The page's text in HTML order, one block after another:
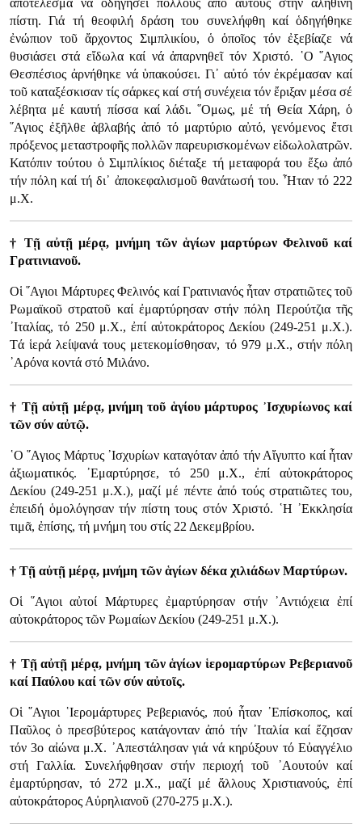
ἀποτέλεσμα νά ὁδηγήσει πολλούς ἀπό αὐτούς στήν ἀληθινή
πίστη. Γιά τή θεοφιλή δράση του συνελήφθη καί ὁδηγήθηκε
ἐνώπιον τοῦ ἄρχοντος Σιμπλικίου, ὁ ὁποῖος τόν ἐξεβίαζε νά
θυσιάσει στά εἴδωλα καί νά ἀπαρνηθεῖ τόν Χριστό. ῾Ο ῞Αγιος
Θεσπέσιος ἀρνήθηκε νά ὑπακούσει. Γι᾿ αὐτό τόν ἐκρέμασαν καί
τοῦ καταξέσκισαν τίς σάρκες καί στή συνέχεια τόν ἔριξαν μέσα σέ
λέβητα μέ καυτή πίσσα καί λάδι. ῞Ομως, μέ τή Θεία Χάρη, ὁ
῞Αγιος ἐξῆλθε ἀβλαβής ἀπό τό μαρτύριο αὐτό, γενόμενος ἔτσι
πρόξενος μεταστροφῆς πολλῶν παρευρισκομένων εἰδωλολατρῶν.
Κατόπιν τούτου ὁ Σιμπλίκιος διέταξε τή μεταφορά του ἔξω ἀπό
τήν πόλη καί τή δι᾿ ἀποκεφαλισμοῦ θανάτωσή του. ῏Ηταν τό 222
μ.Χ.
† Τῇ αὐτῇ μέρᾳ, μνήμη τῶν ἁγίων μαρτύρων Φελινοῦ καί
Γρατινιανοῦ.
Οἱ ῞Αγιοι Μάρτυρες Φελινός καί Γρατινιανός ἦταν στρατιῶτες τοῦ
Ρωμαϊκοῦ στρατοῦ καί ἐμαρτύρησαν στήν πόλη Περούτζια τῆς
᾿Ιταλίας, τό 250 μ.Χ., ἐπί αὐτοκράτορος Δεκίου (249-251 μ.Χ.).
Τά ἱερά λείψανά τους μετεκομίσθησαν, τό 979 μ.Χ., στήν πόλη
᾿Αρόνα κοντά στό Μιλάνο.
† Τῇ αὐτῇ μέρᾳ, μνήμη τοῦ ἁγίου μάρτυρος ᾿Ισχυρίωνος καί
τῶν σύν αὐτῷ.
῾Ο ῞Αγιος Μάρτυς ᾿Ισχυρίων καταγόταν ἀπό τήν Αἴγυπτο καί ἦταν
ἀξιωματικός. ᾿Εμαρτύρησε, τό 250 μ.Χ., ἐπί αὐτοκράτορος
Δεκίου (249-251 μ.Χ.), μαζί μέ πέντε ἀπό τούς στρατιῶτες του,
ἐπειδή ὁμολόγησαν τήν πίστη τους στόν Χριστό. ῾Η ᾿Εκκλησία
τιμᾶ, ἐπίσης, τή μνήμη του στίς 22 Δεκεμβρίου.
† Τῇ αὐτῇ μέρᾳ, μνήμη τῶν ἁγίων δέκα χιλιάδων Μαρτύρων.
Οἱ ῞Αγιοι αὐτοί Μάρτυρες ἐμαρτύρησαν στήν ᾿Αντιόχεια ἐπί
αὐτοκράτορος τῶν Ρωμαίων Δεκίου (249-251 μ.Χ.).
† Τῇ αὐτῇ μέρᾳ, μνήμη τῶν ἁγίων ἱερομαρτύρων Ρεβεριανοῦ
καί Παύλου καί τῶν σύν αὐτοῖς.
Οἱ ῞Αγιοι ῾Ιερομάρτυρες Ρεβεριανός, πού ἦταν ᾿Επίσκοπος, καί
Παῦλος ὁ πρεσβύτερος κατάγονταν ἀπό τήν ᾿Ιταλία καί ἔζησαν
τόν 3ο αἰώνα μ.Χ. ᾿Απεστάλησαν γιά νά κηρύξουν τό Εὐαγγέλιο
στή Γαλλία. Συνελήφθησαν στήν περιοχή τοῦ ᾿Αουτούν καί
ἐμαρτύρησαν, τό 272 μ.Χ., μαζί μέ ἄλλους Χριστιανούς, ἐπί
αὐτοκράτορος Αὐρηλιανοῦ (270-275 μ.Χ.).